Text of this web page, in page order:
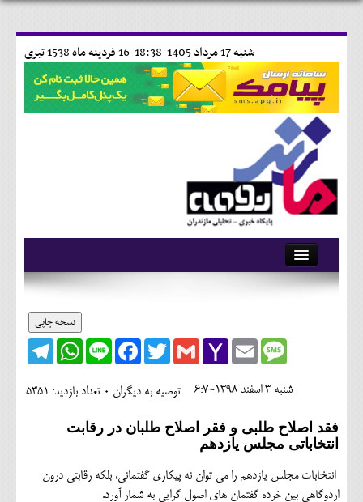
16 فردينه ماه 1538 تبری شنبه 17 مرداد 1405-18:38-
آرشیو
وبلاگ
کلینیک
حقوقی
نسخه چاپی
Telegram
WhatsApp Line
FacebookTwitterGmailYahoo
Mail
EmailMessage
تعداد بازدید: 5351 توصیه به دیگران 0 شنبه 3 اسفند 1398-6:7
فقد اصلاح طلبی و فقر اصلاح طلبان در رقابت
انتخاباتی مجلس یازدهم
انتخابات مجلس یازدهم را می توان نه پیکاری گفتمانی، بلکه رقابتی درون
اردوگاهی بین خرده گفتمان های اصول گرایی به شمار آورد.